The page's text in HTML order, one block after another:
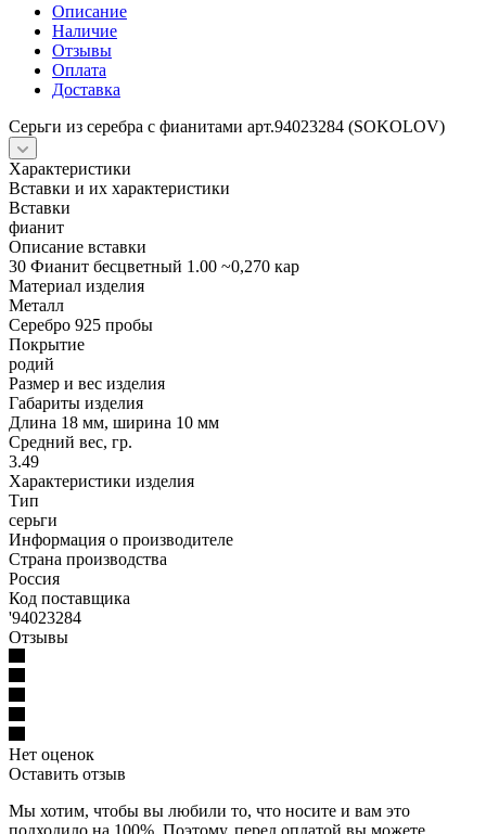
Описание
Наличие
Отзывы
Оплата
Доставка
Серьги из серебра с фианитами арт.94023284 (SOKOLOV)
Характеристики
Вставки и их характеристики
Вставки
фианит
Описание вставки
30 Фианит бесцветный 1.00 ~0,270 кар
Материал изделия
Металл
Серебро 925 пробы
Покрытие
родий
Размер и вес изделия
Габариты изделия
Длина 18 мм, ширина 10 мм
Средний вес, гр.
3.49
Характеристики изделия
Тип
серьги
Информация о производителе
Страна производства
Россия
Код поставщика
'94023284
Отзывы
Нет оценок
Оставить отзыв
Мы хотим, чтобы вы любили то, что носите и вам это
подходило на 100%. Поэтому, перед оплатой вы можете